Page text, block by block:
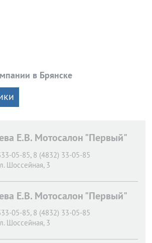
в Брянске
Е.В. Мотосалон "Первый"
05-85, 8 (4832) 33-05-85
Шоссейная, 3
Е.В. Мотосалон "Первый"
05-85, 8 (4832) 33-05-85
Шоссейная, 3